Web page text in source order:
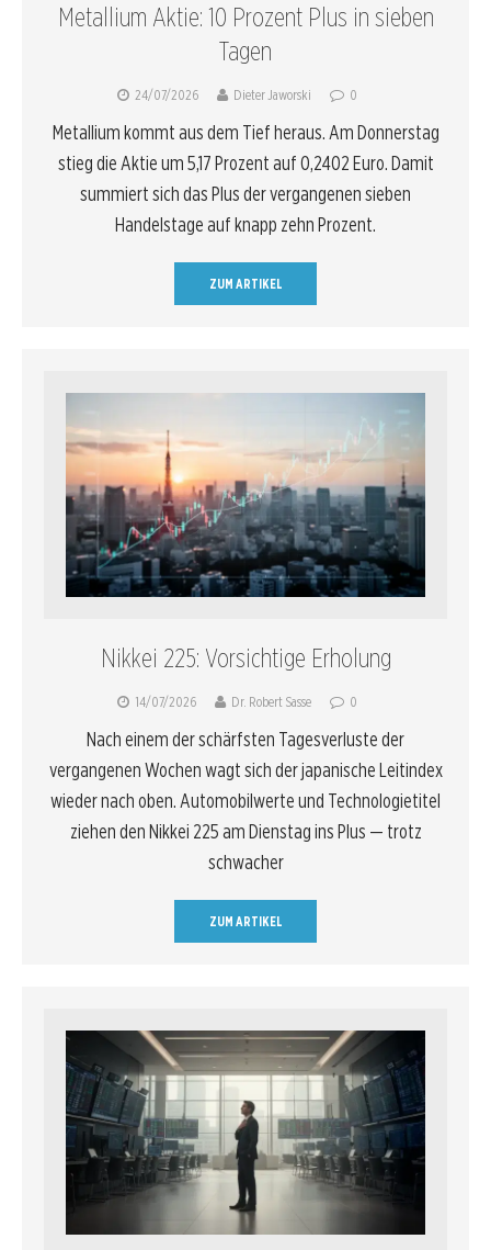
Metallium Aktie: 10 Prozent Plus in sieben
Tagen
24/07/2026 Dieter Jaworski 0
Metallium kommt aus dem Tief heraus. Am Donnerstag
stieg die Aktie um 5,17 Prozent auf 0,2402 Euro. Damit
summiert sich das Plus der vergangenen sieben
Handelstage auf knapp zehn Prozent.
ZUM ARTIKEL
Nikkei 225: Vorsichtige Erholung
14/07/2026 Dr. Robert Sasse 0
Nach einem der schärfsten Tagesverluste der
vergangenen Wochen wagt sich der japanische Leitindex
wieder nach oben. Automobilwerte und Technologietitel
ziehen den Nikkei 225 am Dienstag ins Plus — trotz
schwacher
ZUM ARTIKEL